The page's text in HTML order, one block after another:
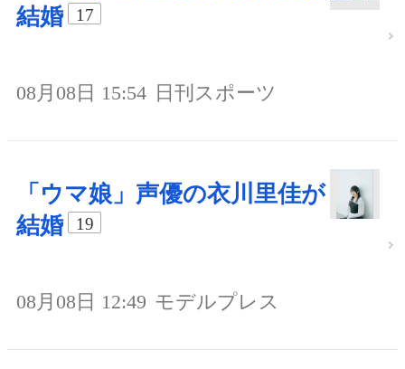
結婚
17
08月08日 15:54 日刊スポーツ
「ウマ娘」声優の衣川里佳が
結婚
19
08月08日 12:49 モデルプレス